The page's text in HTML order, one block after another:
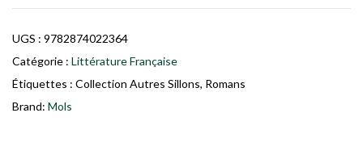
UGS : 9782874022364
Catégorie : Littérature Française
Étiquettes : Collection Autres Sillons, Romans
Brand: Mols